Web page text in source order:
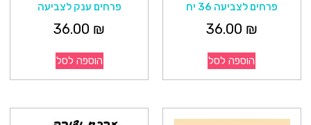
פרחים לצביעה 36 יח
36.00 ₪
הוספה לסל
פרחים ענק לצביעה
36.00 ₪
הוספה לסל